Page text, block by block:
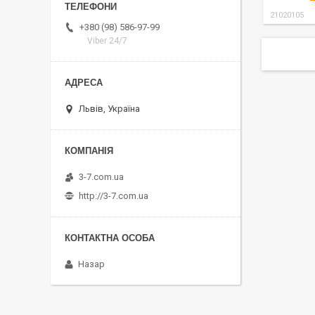
21020105
+380 (98) 586-97-99
Viber 24/7
Львів, Україна
3-7.com.ua
http://3-7.com.ua
Назар